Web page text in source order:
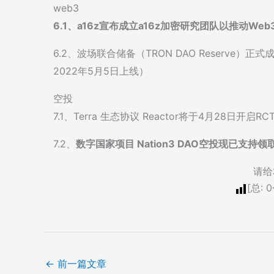
web3
6.1、a16z宣布成立a16z加密研究团队以推动
6.2、波场联合储备（TRON DAO Reserve）正式
2022年5月5日上线）
空投
7.1、Terra 生态协议 Reactor将于4月28日开启
7.2、 数字国家项目 Nation3 DAO空投现已支持领
请
[总: 0
← 前一篇文章